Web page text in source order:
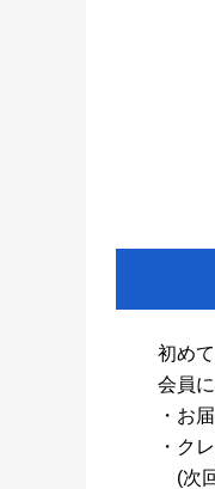
初め
会員
・お
・ク
(次